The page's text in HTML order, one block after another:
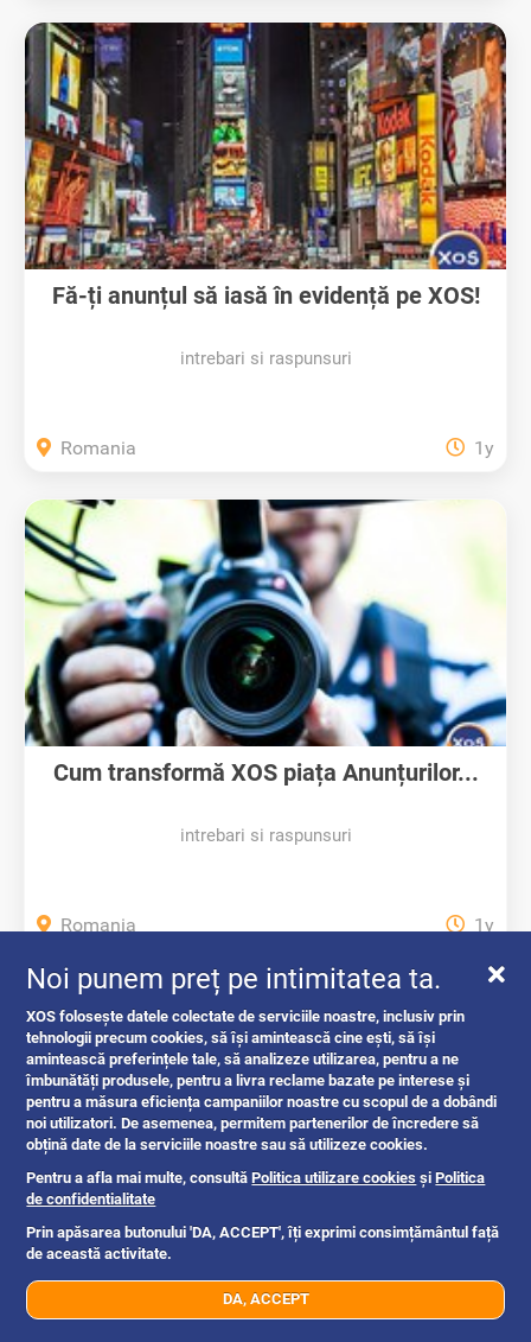
07xx xxx xxx Trimite mesaj
Fă-ți anunțul să iasă în evidență pe XOS!
intrebari si raspunsuri
Romania 1y
Cum transformă XOS piața Anunțurilor...
intrebari si raspunsuri
Romania 1y
Oferte si reduceri
Noi punem preț pe intimitatea ta.
XOS folosește datele colectate de serviciile noastre, inclusiv prin
tehnologii precum cookies, să își amintească cine ești, să își
amintească preferințele tale, să analizeze utilizarea, pentru a ne
îmbunătăți produsele, pentru a livra reclame bazate pe interese și
pentru a măsura eficiența campaniilor noastre cu scopul de a dobândi
noi utilizatori. De asemenea, permitem partenerilor de încredere să
obțină date de la serviciile noastre sau să utilizeze cookies.
Pentru a afla mai multe, consultăPolitica utilizare cookies șiPolitica
de confidentialitate
Prin apăsarea butonului 'DA, ACCEPT', îți exprimi consimțământul față
de această activitate.
DA, ACCEPT